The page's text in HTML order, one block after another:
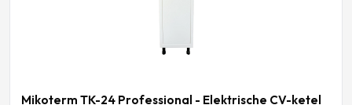
Mikoterm TK-24 Professional - Elektrische CV-ketel